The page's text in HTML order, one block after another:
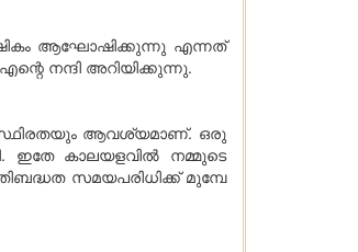
ആഘോഷിക്കുന്നു എന്നത്
നന്ദി അറിയിക്കുന്നു.
ആവശ്യമാണ്. ഒരു
ഇതേ കാലയളവില്‍ നമ്മുടെ
സമയപരിധിക്ക് മുമ്പേ